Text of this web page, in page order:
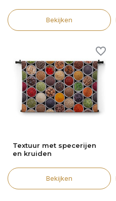
Bekijken
Textuur met specerijen
en kruiden
Bekijken